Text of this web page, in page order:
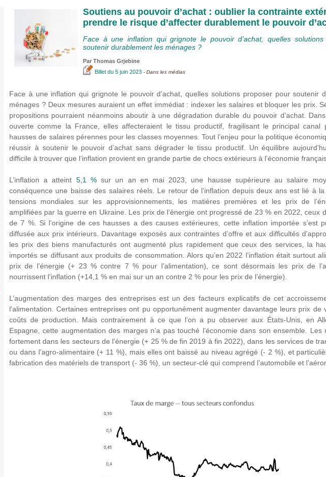
Soutiens au pouvoir d’achat : oublier la contrainte
prendre le risque d’affecter durablement le pouvoir
Face à une inflation qui grignote le pouvoir d’achat, quelles
soutenir durablement les ménages ?
Par Thomas Grjebine
Billet du 5 juin 2023 - Dans les médias
Face à une inflation qui grignote le pouvoir d’achat, quelles solutions proposer pour soutenir
ménages ? Deux mesures auraient un effet immédiat : indexer les salaires et bloquer les prix.
propositions pourraient néanmoins aboutir à une dégradation durable du pouvoir d’achat.
ouverte comme la France, elles affecteraient le tissu productif, fragilisant le principal canal
hausses de salaires pérennes pour les classes moyennes. Tout l’enjeu pour la politique
réussir à soutenir le pouvoir d’achat sans dégrader le tissu productif. Un équilibre
difficile à trouver que l’inflation provient en grande partie de chocs extérieurs à l’économie
L’inflation a atteint 5,1 %sur un an en mai 2023, une hausse supérieure au salaire
conséquence une baisse des salaires réels. Le retour de l’inflation depuis deux ans est lié à
tensions mondiales sur les approvisionnements, les matières premières et les prix de
amplifiées par la guerre en Ukraine. Les prix de l’énergie ont progressé de 23 % en 2022, ceux
de 7 %. Si l’origine de ces hausses a des causes extérieures, cette inflation importée s’est
diffusée aux prix intérieurs. Davantage exposés aux contraintes d’offre et aux difficultés
les prix des biens manufacturés ont augmenté plus rapidement que ceux des services, la
importés se diffusant aux produits de consommation. Alors qu’en 2022 l’inflation était surtout
prix de l’énergie (+ 23 % contre 7 % pour l’alimentation), ce sont désormais les prix de
nourrissent l’inflation (+14,1 % en mai sur un an contre 2 % pour les prix de l’énergie).
L’augmentation des marges des entreprises est un des facteurs explicatifs de cet
l’alimentation. Certaines entreprises ont pu opportunément augmenter davantage leurs prix de
coûts de production. Mais contrairement à ce que l’on a pu observer aux États-Unis, en
Espagne, cette augmentation des marges n’a pas touché l’économie dans son ensemble. Les
fortement dans les secteurs de l’énergie (+ 25 % de fin 2019 à fin 2022), dans les services de
ou dans l’agro-alimentaire (+ 11 %), mais elles ont baissé au niveau agrégé (- 2 %), et
fabrication des matériels de transport (- 36 %), un secteur-clé qui comprend l’automobile et